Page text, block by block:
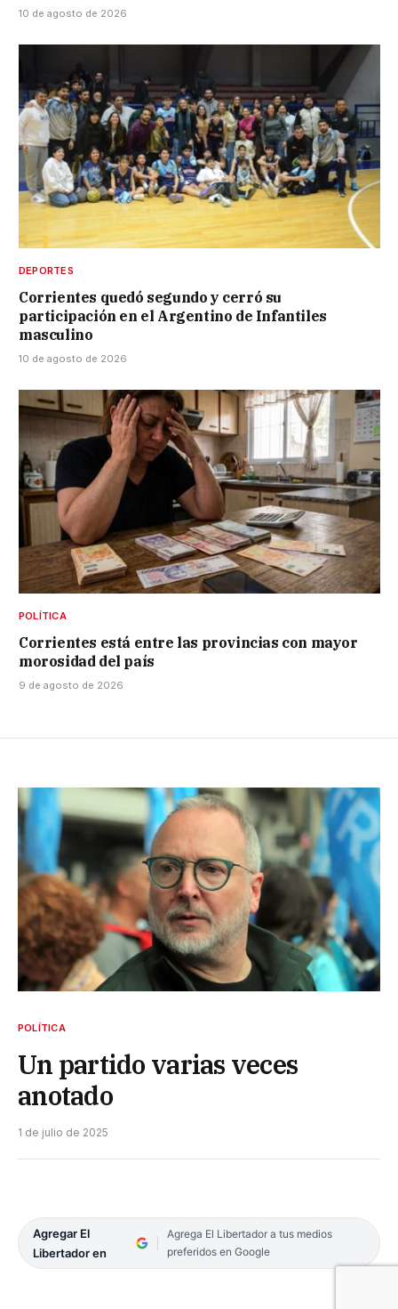
10 de agosto de 2026
DEPORTES
Corrientes quedó segundo y cerró su
participación en el Argentino de Infantiles
masculino
10 de agosto de 2026
POLÍTICA
Corrientes está entre las provincias con mayor
morosidad del país
9 de agosto de 2026
POLÍTICA
Un partido varias veces
anotado
1 de julio de 2025
Agregar El
Libertador en
Agrega El Libertador a tus medios
preferidos en Google